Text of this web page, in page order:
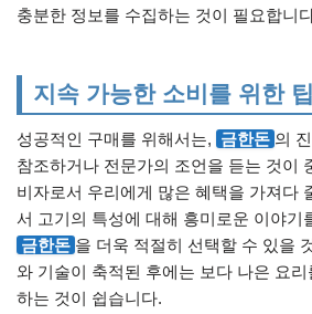
충분한 정보를 수집하는 것이 필요합니
지속 가능한 소비를 위한 팁
성공적인 구매를 위해서는, 금한돈 의
참조하거나 전문가의 조언을 듣는 것이
비자로서 우리에게 많은 혜택을 가져다
서 고기의 특성에 대해 흥미로운 이야기
금한돈 을 더욱 적절히 선택할 수 있을
와 기술이 축적된 후에는 보다 나은 요
하는 것이 쉽습니다.